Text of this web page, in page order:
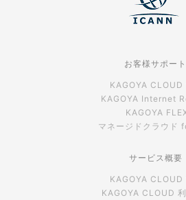
お客様サポート
KAGOYA CLOUD
KAGOYA Internet
KAGOYA
マネージドクラウド
サービス概要
KAGOYA CLOUD
KAGOYA CLOUD